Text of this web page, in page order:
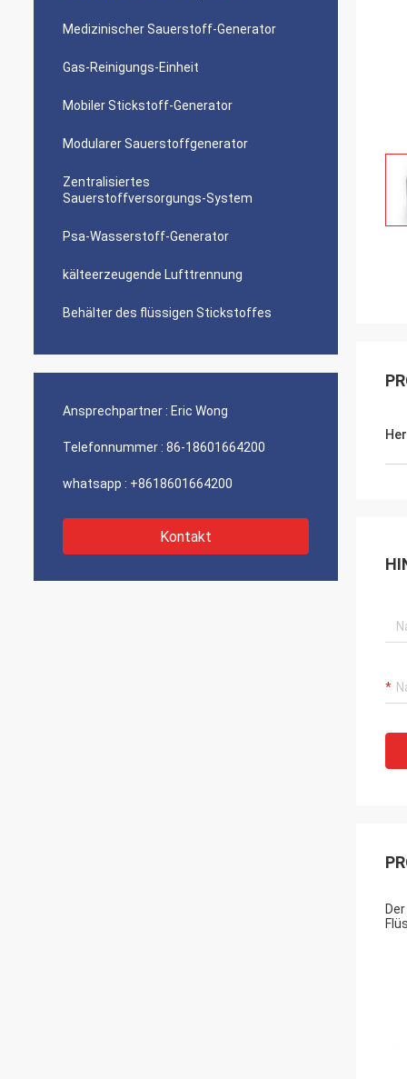
Medizinischer Sauerstoff-Generator
Gas-Reinigungs-Einheit
Mobiler Stickstoff-Generator
Modularer Sauerstoffgenerator
Zentralisiertes
Sauerstoffversorgungs-System
Psa-Wasserstoff-Generator
kälteerzeugende Lufttrennung
Behälter des flüssigen Stickstoffes
Ansprechpartner : Eric Wong
Telefonnummer : 86-18601664200
whatsapp : +8618601664200
Kontakt